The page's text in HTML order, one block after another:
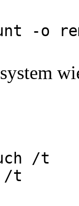
-o
/t
/t